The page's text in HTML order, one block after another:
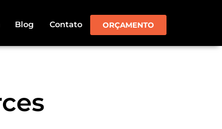
Blog Contato ORÇAMENTO